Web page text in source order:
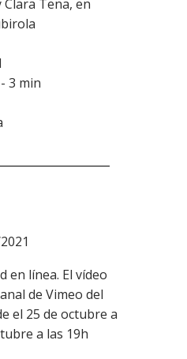
Tena, en
3 min
en línea. El vídeo
de Vimeo del
el 25 de octubre a
a las 19h